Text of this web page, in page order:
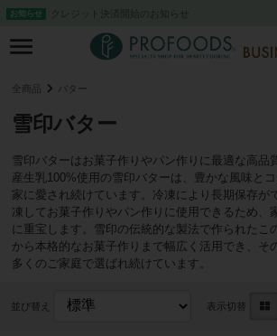
お知らせ クレジット決済開始のお知らせ
全商品 バター
雪印バター
雪印バターはお菓子作りやパン作りに最適な高品
産生乳100%使用の雪印バターは、豊かな風味と
家に愛され続けています。冷凍により長期保存が
凍してお菓子作りやパン作りに使用できるため、
に重宝します。雪印の伝統的な製法で作られたこ
から本格的なお菓子作りまで幅広く活用でき、そ
多くのご家庭で選ばれ続けています。
並び替え 表示切替